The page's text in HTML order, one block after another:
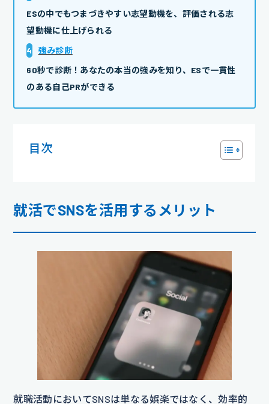
ESの中でもつまづきやすい志望動機を、評価される志
望動機に仕上げられる
4
強み診断
60秒で診断！あなたの本当の強みを知り、ESで一貫性
のある自己PRができる
目次
就活でSNSを活用するメリット
就職活動においてSNSは単なる娯楽ではなく、効率的